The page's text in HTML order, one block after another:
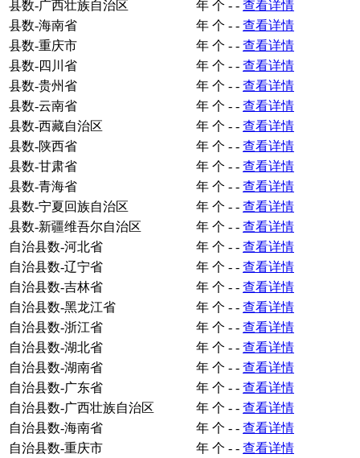
县数-广西壮族自治区
年 个 - - 查看详情
县数-海南省
年 个 - - 查看详情
县数-重庆市
年 个 - - 查看详情
县数-四川省
年 个 - - 查看详情
县数-贵州省
年 个 - - 查看详情
县数-云南省
年 个 - - 查看详情
县数-西藏自治区
年 个 - - 查看详情
县数-陕西省
年 个 - - 查看详情
县数-甘肃省
年 个 - - 查看详情
县数-青海省
年 个 - - 查看详情
县数-宁夏回族自治区
年 个 - - 查看详情
县数-新疆维吾尔自治区
年 个 - - 查看详情
自治县数-河北省
年 个 - - 查看详情
自治县数-辽宁省
年 个 - - 查看详情
自治县数-吉林省
年 个 - - 查看详情
自治县数-黑龙江省
年 个 - - 查看详情
自治县数-浙江省
年 个 - - 查看详情
自治县数-湖北省
年 个 - - 查看详情
自治县数-湖南省
年 个 - - 查看详情
自治县数-广东省
年 个 - - 查看详情
自治县数-广西壮族自治区
年 个 - - 查看详情
自治县数-海南省
年 个 - - 查看详情
自治县数-重庆市
年 个 - - 查看详情